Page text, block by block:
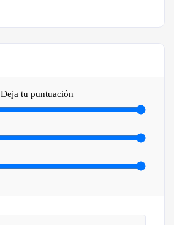
Deja tu puntuación